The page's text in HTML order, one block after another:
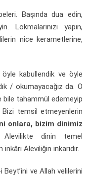
Başında dua edin,
Lokmalarınızı yapın,
nice kerametlerine,
kabullendik ve öyle
/ okumayacağız da. O
bile tahammül edemeyip
Bizi temsil etmeyenlerin
onlara, bizim dinimiz
Alevilikte dinin temel
Aleviliğin inkarıdır.
ve Allah velilerini